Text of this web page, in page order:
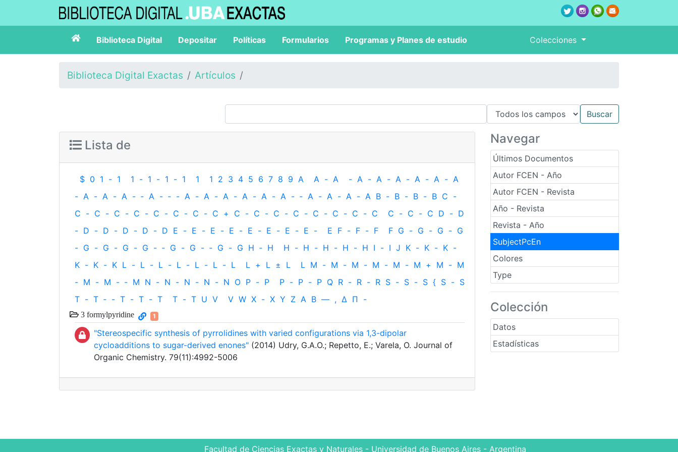
Biblioteca Digital Depositar Políticas Formularios Programas y Planes de estudio Colecciones
Biblioteca Digital Exactas Artículos
Navegar
Últimos Documentos
Autor FCEN - Año
Autor FCEN - Revista
Año - Revista
Revista - Año
SubjectPcEn
Colores
Type
Colección
Datos
Estadísticas
Lista de
$ 0 1 - 1 1 - 1 - 1 - 1 1 1 2 3 4 5 6 7 8 9 A A - A - A - A - A - A - A - A
- A - A - A - ‐ A - ‐ - A - A - A - A - A - A - ‐ A - A - A - A B - B - B - B C -
C - C - C - C - C - C - C - C + C - C - C - C - C - C - C - C C - C - C D - D
- D - D - D - D - D E - E - E - E - E - E - E - E - E F - F - F F G - G - G - G
- G - G - G - G - ‐ G - G - ‐ G - G H ‐ H H - H - H - H - H I - I J K - K - K -
K - K - K L - L - L - L - L - L - L L + L ± L L M - M - M - M - M - M + M - M
- M - M - ‐ M N - N - N - N - N O P - P P - P - P Q R - R - R S - S - S { S - S
T - T ‐ - T - T - T T - T U V V W X - X Y Z Α Β — , Δ Π -
3 formylpyridine 1
"Stereospecific synthesis of pyrrolidines with varied configurations via 1,3-dipolar
cycloadditions to sugar-derived enones" (2014) Udry, G.A.O.; Repetto, E.; Varela, O. Journal of
Organic Chemistry. 79(11):4992-5006
Facultad de Ciencias Exactas y Naturales - Universidad de Buenos Aires - Argentina